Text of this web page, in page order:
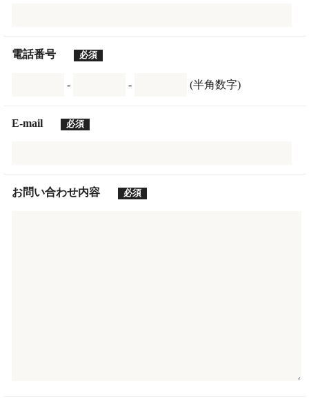
電話番号 必須
- - (半角数字)
E-mail 必須
お問い合わせ内容 必須